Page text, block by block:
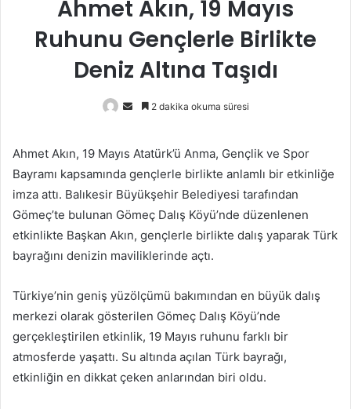
Ahmet Akın, 19 Mayıs
Ruhunu Gençlerle Birlikte
Deniz Altına Taşıdı
Bir
göndermek
2 dakika okuma süresi
Ahmet Akın, 19 Mayıs Atatürk’ü Anma, Gençlik ve Spor
Bayramı kapsamında gençlerle birlikte anlamlı bir etkinliğe
imza attı. Balıkesir Büyükşehir Belediyesi tarafından
Gömeç’te bulunan Gömeç Dalış Köyü’nde düzenlenen
etkinlikte Başkan Akın, gençlerle birlikte dalış yaparak Türk
bayrağını denizin maviliklerinde açtı.
Türkiye’nin geniş yüzölçümü bakımından en büyük dalış
merkezi olarak gösterilen Gömeç Dalış Köyü’nde
gerçekleştirilen etkinlik, 19 Mayıs ruhunu farklı bir
atmosferde yaşattı. Su altında açılan Türk bayrağı,
etkinliğin en dikkat çeken anlarından biri oldu.